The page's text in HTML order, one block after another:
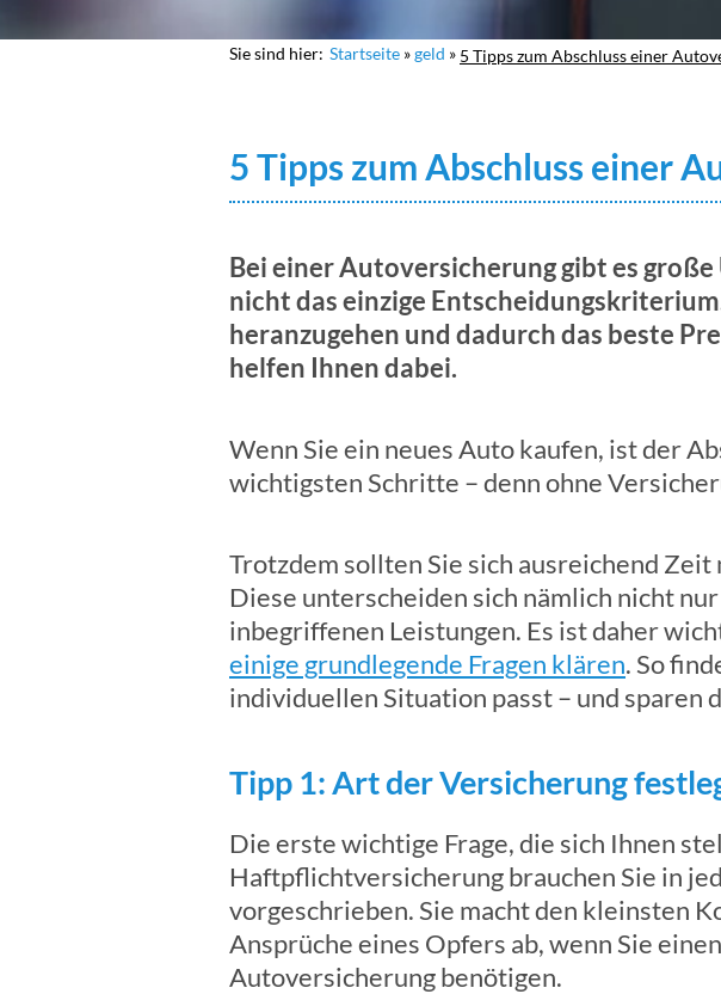
Sie sind hier: Startseite geld 5 Tipps zum Abschluss einer
5 Tipps zum Abschluss einer
Bei einer Autoversicherung gibt es
nicht das einzige
heranzugehen und dadurch das beste
helfen Ihnen dabei.
Wenn Sie ein neues Auto kaufen, ist der
wichtigsten Schritte – denn ohne
Trotzdem sollten Sie sich ausreichend
Diese unterscheiden sich nämlich nicht
inbegriffenen Leistungen. Es ist daher
einige grundlegende Fragen klären. So
individuellen Situation passt – und sparen
Tipp 1: Art der Versicherung
Die erste wichtige Frage, die sich Ihnen
Haftpflichtversicherung brauchen Sie in
vorgeschrieben. Sie macht den kleinsten
Ansprüche eines Opfers ab, wenn Sie
Autoversicherung benötigen.